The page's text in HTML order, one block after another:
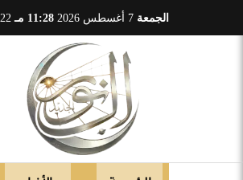
الجمعة 11:28 مـ 22 صفر 1448